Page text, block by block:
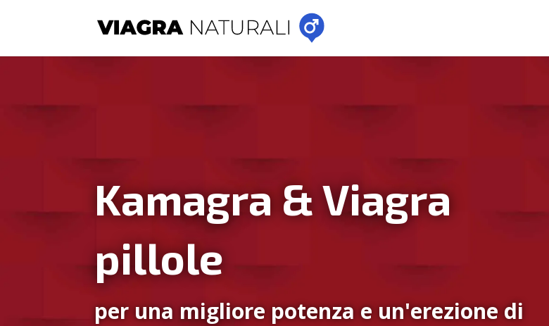
Kamagra & Viagra
pillole
per una migliore potenza e un'erezione di